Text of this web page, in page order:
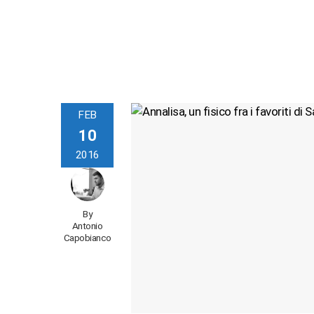
FEB
10
2016
By
Antonio
Capobianco